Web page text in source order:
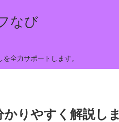
なび
全力サポートします。
りやすく解説し